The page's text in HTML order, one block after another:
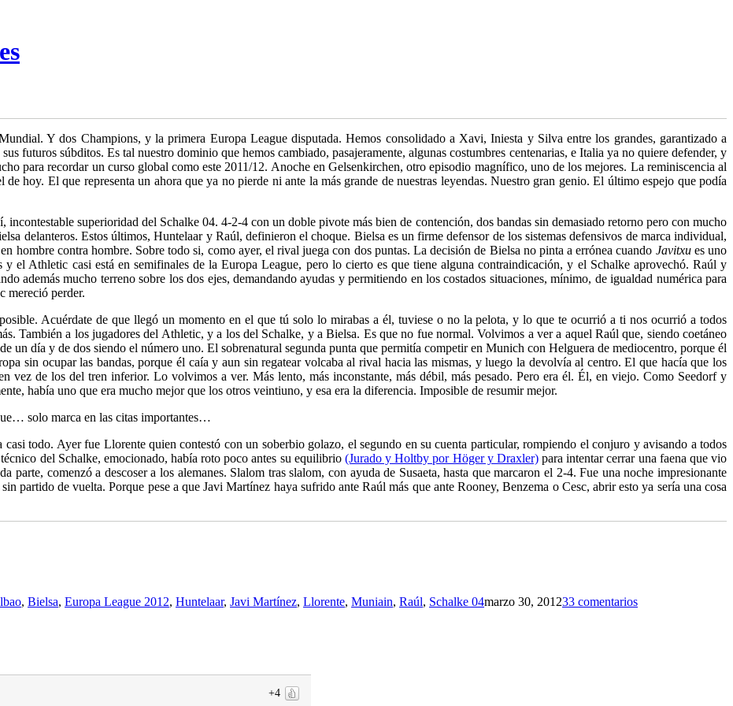
Y dos Champions, y la primera Europa League disputada. Hemos consolidado a Xavi, Iniesta y Silva entre los grandes, garantizado a
futuros súbditos. Es tal nuestro dominio que hemos cambiado, pasajeramente, algunas costumbres centenarias, e Italia ya no quiere defender, y
para recordar un curso global como este 2011/12. Anoche en Gelsenkirchen, otro episodio magnífico, uno de los mejores. La reminiscencia al
hoy. El que representa un ahora que ya no pierde ni ante la más grande de nuestras leyendas. Nuestro gran genio. El último espejo que podía
incontestable superioridad del Schalke 04. 4-2-4 con un doble pivote más bien de contención, dos bandas sin demasiado retorno pero con mucho
delanteros. Estos últimos, Huntelaar y Raúl, definieron el choque. Bielsa es un firme defensor de los sistemas defensivos de marca individual,
hombre contra hombre. Sobre todo si, como ayer, el rival juega con dos puntas. La decisión de Bielsa no pinta a errónea cuando Javitxues uno
y el Athletic casi está en semifinales de la Europa League, pero lo cierto es que tiene alguna contraindicación, y el Schalke aprovechó. Raúl y
además mucho terreno sobre los dos ejes, demandando ayudas y permitiendo en los costados situaciones, mínimo, de igualdad numérica para
mereció perder.
Acuérdate de que llegó un momento en el que tú solo lo mirabas a él, tuviese o no la pelota, y lo que te ocurrió a ti nos ocurrió a todos
También a los jugadores del Athletic, y a los del Schalke, y a Bielsa. Es que no fue normal. Volvimos a ver a aquel Raúl que, siendo coetáneo
un día y de dos siendo el número uno. El sobrenatural segunda punta que permitía competir en Munich con Helguera de mediocentro, porque él
sin ocupar las bandas, porque él caía y aun sin regatear volcaba al rival hacia las mismas, y luego la devolvía al centro. El que hacía que los
vez de los del tren inferior. Lo volvimos a ver. Más lento, más inconstante, más débil, más pesado. Pero era él. Él, en viejo. Como Seedorf y
había uno que era mucho mejor que los otros veintiuno, y esa era la diferencia. Imposible de resumir mejor.
solo marca en las citas importantes…
casi todo. Ayer fue Llorente quien contestó con un soberbio golazo, el segundo en su cuenta particular, rompiendo el conjuro y avisando a todos
del Schalke, emocionado, había roto poco antes su equilibrio (Jurado y Holtby por Höger y Draxler)para intentar cerrar una faena que vio
parte, comenzó a descoser a los alemanes. Slalom tras slalom, con ayuda de Susaeta, hasta que marcaron el 2-4. Fue una noche impresionante
partido de vuelta. Porque pese a que Javi Martínez haya sufrido ante Raúl más que ante Rooney, Benzema o Cesc, abrir esto ya sería una cosa
, Bielsa, Europa League 2012, Huntelaar, Javi Martínez, Llorente, Muniain, Raúl, Schalke 04marzo 30, 201233 comentarios
+4